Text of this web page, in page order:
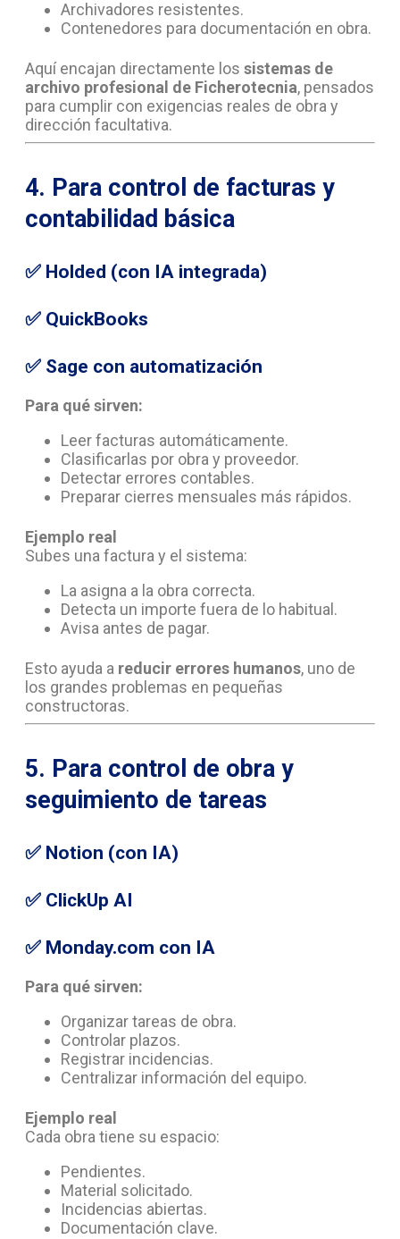
Archivadores resistentes.
Contenedores para documentación en obra.
Aquí encajan directamente los sistemas de
archivo profesional de Ficherotecnia, pensados
para cumplir con exigencias reales de obra y
dirección facultativa.
4. Para control de facturas y
contabilidad básica
✅ Holded (con IA integrada)
✅ QuickBooks
✅ Sage con automatización
Para qué sirven:
Leer facturas automáticamente.
Clasificarlas por obra y proveedor.
Detectar errores contables.
Preparar cierres mensuales más rápidos.
Ejemplo real
Subes una factura y el sistema:
La asigna a la obra correcta.
Detecta un importe fuera de lo habitual.
Avisa antes de pagar.
Esto ayuda a reducir errores humanos, uno de
los grandes problemas en pequeñas
constructoras.
5. Para control de obra y
seguimiento de tareas
✅ Notion (con IA)
✅ ClickUp AI
✅ Monday.com con IA
Para qué sirven:
Organizar tareas de obra.
Controlar plazos.
Registrar incidencias.
Centralizar información del equipo.
Ejemplo real
Cada obra tiene su espacio:
Pendientes.
Material solicitado.
Incidencias abiertas.
Documentación clave.